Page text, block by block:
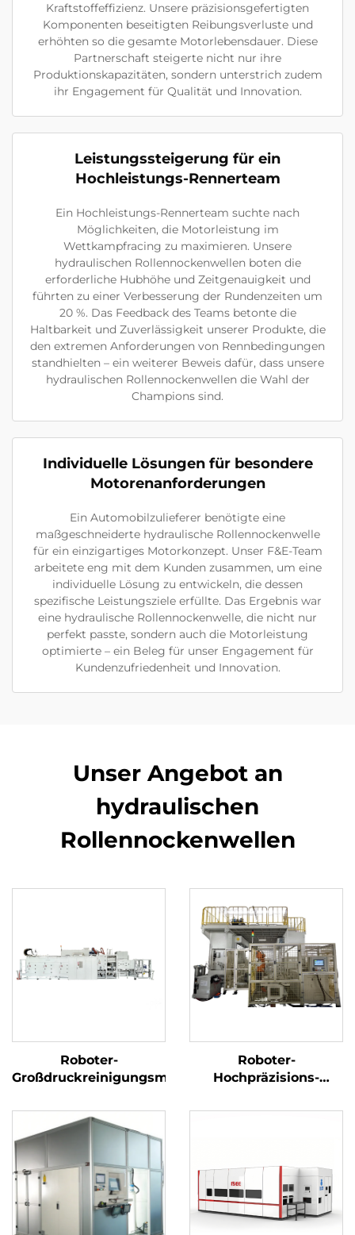
Kraftstoffeffizienz. Unsere präzisionsgefertigten
Komponenten beseitigten Reibungsverluste und
erhöhten so die gesamte Motorlebensdauer. Diese
Partnerschaft steigerte nicht nur ihre
Produktionskapazitäten, sondern unterstrich zudem
ihr Engagement für Qualität und Innovation.
Leistungssteigerung für ein
Hochleistungs-Rennerteam
Ein Hochleistungs-Rennerteam suchte nach
Möglichkeiten, die Motorleistung im
Wettkampfracing zu maximieren. Unsere
hydraulischen Rollennockenwellen boten die
erforderliche Hubhöhe und Zeitgenauigkeit und
führten zu einer Verbesserung der Rundenzeiten um
20 %. Das Feedback des Teams betonte die
Haltbarkeit und Zuverlässigkeit unserer Produkte, die
den extremen Anforderungen von Rennbedingungen
standhielten – ein weiterer Beweis dafür, dass unsere
hydraulischen Rollennockenwellen die Wahl der
Champions sind.
Individuelle Lösungen für besondere
Motorenanforderungen
Ein Automobilzulieferer benötigte eine
maßgeschneiderte hydraulische Rollennockenwelle
für ein einzigartiges Motorkonzept. Unser F&E-Team
arbeitete eng mit dem Kunden zusammen, um eine
individuelle Lösung zu entwickeln, die dessen
spezifische Leistungsziele erfüllte. Das Ergebnis war
eine hydraulische Rollennockenwelle, die nicht nur
perfekt passte, sondern auch die Motorleistung
optimierte – ein Beleg für unser Engagement für
Kundenzufriedenheit und Innovation.
Unser Angebot an
hydraulischen
Rollennockenwellen
Roboter-
Großdruckreinigungsmaschine
Roboter-
Hochpräzisions-